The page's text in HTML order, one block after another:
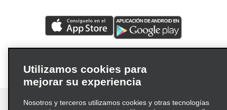
Utilizamos cookies para
mejorar su experiencia
Nosotros y terceros utilizamos cookies y otras tecnologías